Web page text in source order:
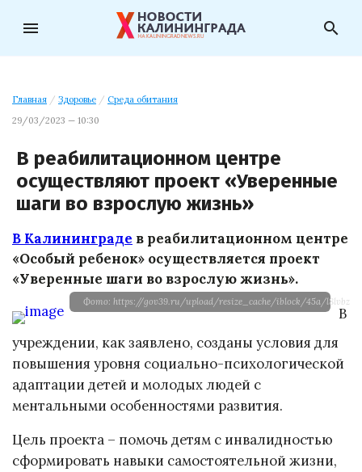
menu search
Главная / Здоровье / Среда обитания
29/03/2023 — 10:30
В реабилитационном центре
осуществляют проект «Уверенные
шаги во взрослую жизнь»
В Калининграде в реабилитационном центре
«Особый ребенок» осуществляется проект
«Уверенные шаги во взрослую жизнь».
Фото: https://gov39.ru/upload/resize_cache/iblock/45a/
В
учреждении, как заявлено, созданы условия для
повышения уровня социально-психологической
адаптации детей и молодых людей с
ментальными особенностями развития.
Цель проекта – помочь детям с инвалидностью
сформировать навыки самостоятельной жизни,